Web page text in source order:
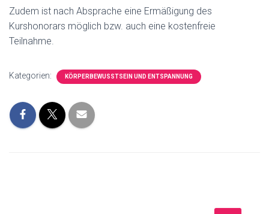
Zudem ist nach Absprache eine Ermäßigung des
Kurshonorars möglich bzw. auch eine kostenfreie
Teilnahme.
Kategorien: KÖRPERBEWUSSTSEIN UND ENTSPANNUNG